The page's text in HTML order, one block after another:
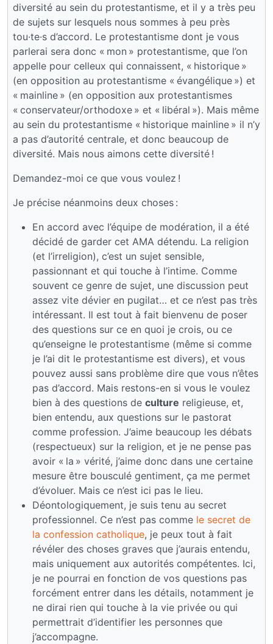
diversité au sein du protestantisme, et il y a très peu
de sujets sur lesquels nous sommes à peu près
tou·te·s d’accord. Le protestantisme dont je vous
parlerai sera donc « mon » protestantisme, que l’on
appelle pour celleux qui connaissent, « historique »
(en opposition au protestantisme « évangélique ») et
« mainline » (en opposition aux protestantismes
« conservateur/orthodoxe » et « libéral »). Mais même
au sein du protestantisme « historique mainline » il n’y
a pas d’autorité centrale, et donc beaucoup de
diversité. Mais nous aimons cette diversité !
Demandez-moi ce que vous voulez !
Je précise néanmoins deux choses :
En accord avec l’équipe de modération, il a été
décidé de garder cet AMA détendu. La religion
(et l’irreligion), c’est un sujet sensible,
passionnant et qui touche à l’intime. Comme
souvent ce genre de sujet, une discussion peut
assez vite dévier en pugilat… et ce n’est pas très
intéressant. Il est tout à fait bienvenu de poser
des questions sur ce en quoi je crois, ou ce
qu’enseigne le protestantisme (même si comme
je l’ai dit le protestantisme est divers), et vous
pouvez aussi sans problème dire que vous n’êtes
pas d’accord. Mais restons-en si vous le voulez
bien à des questions de culture religieuse, et,
bien entendu, aux questions sur le pastorat
comme profession. J’aime beaucoup les débats
(respectueux) sur la religion, et je ne pense pas
avoir « la » vérité, j’aime donc dans une certaine
mesure être bousculé gentiment, ça me permet
d’évoluer. Mais ce n’est ici pas le lieu.
Déontologiquement, je suis tenu au secret
professionnel. Ce n’est pas comme le secret de
la confession catholique, je peux tout à fait
révéler des choses graves que j’aurais entendu,
mais uniquement aux autorités compétentes. Ici,
je ne pourrai en fonction de vos questions pas
forcément entrer dans les détails, notamment je
ne dirai rien qui touche à la vie privée ou qui
permettrait d’identifier les personnes que
j’accompagne.